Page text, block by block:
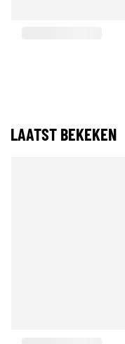
LAATST BEKEKEN